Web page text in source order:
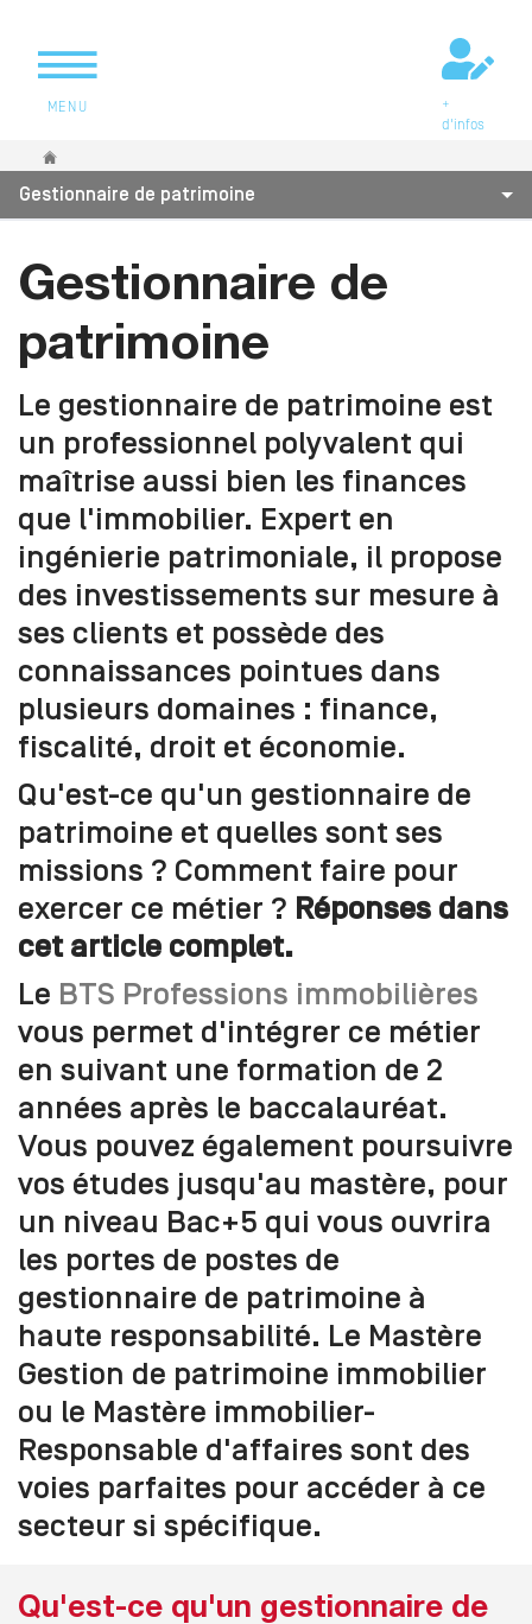
MENU
+
d'infos
Vous êtes ici
Gestionnaire de patrimoine
Gestionnaire de
patrimoine
Le gestionnaire de patrimoine est
un professionnel polyvalent qui
maîtrise aussi bien les finances
que l'immobilier. Expert en
ingénierie patrimoniale, il propose
des investissements sur mesure à
ses clients et possède des
connaissances pointues dans
plusieurs domaines : finance,
fiscalité, droit et économie.
Qu'est-ce qu'un gestionnaire de
patrimoine et quelles sont ses
missions ? Comment faire pour
exercer ce métier ? Réponses dans
cet article complet.
Le BTS Professions immobilières
vous permet d'intégrer ce métier
en suivant une formation de 2
années après le baccalauréat.
Vous pouvez également poursuivre
vos études jusqu'au mastère, pour
un niveau Bac+5 qui vous ouvrira
les portes de postes de
gestionnaire de patrimoine à
haute responsabilité. Le Mastère
Gestion de patrimoine immobilier
ou le Mastère immobilier-
Responsable d'affaires sont des
voies parfaites pour accéder à ce
secteur si spécifique.
Qu'est-ce qu'un gestionnaire de